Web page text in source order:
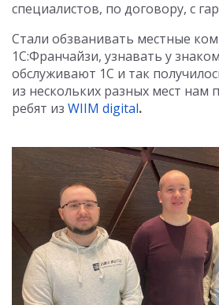
специалистов, по договору, с
Стали обзванивать местные
1С:Франчайзи, узнавать у
обслуживают 1С и так
из нескольких разных мест нам
ребят из WIIM digital.